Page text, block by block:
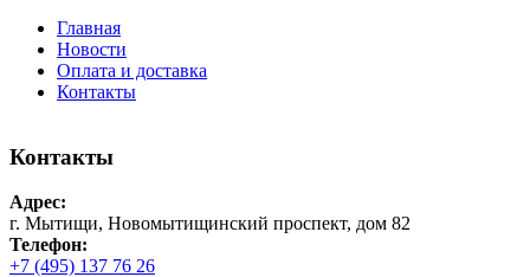
Главная
Новости
Оплата и доставка
Контакты
Контакты
Адрес:
г. Мытищи, Новомытищинский проспект, дом 82
Телефон:
+7 (495) 137 76 26